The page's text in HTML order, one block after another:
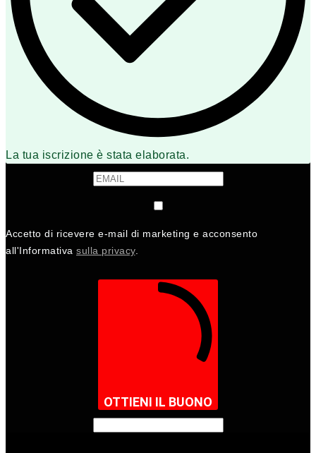
La tua iscrizione è stata elaborata.
Accetto di ricevere e-mail di marketing e acconsento
all'Informativa sulla privacy.
OTTIENI IL BUONO